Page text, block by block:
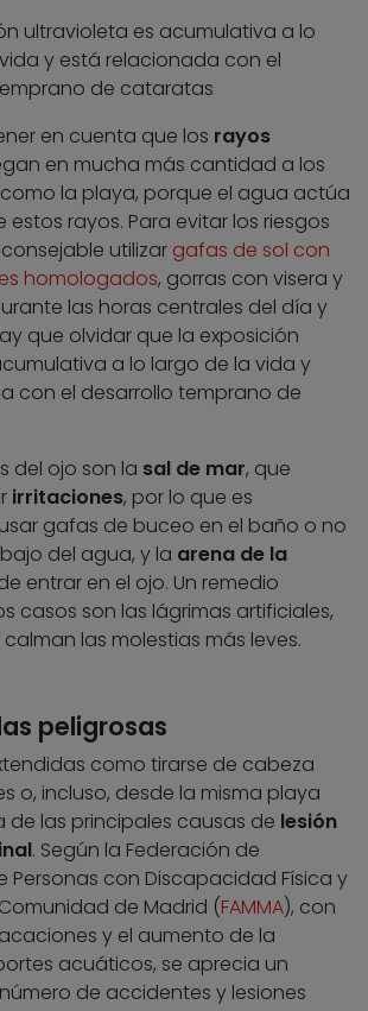
ultravioleta es acumulativa a lo
y está relacionada con el
de cataratas
en cuenta que los rayos
en mucha más cantidad a los
la playa, porque el agua actúa
rayos. Para evitar los riesgos
utilizar gafas de sol con
homologados, gorras con visera y
las horas centrales del día y
que olvidar que la exposición
a lo largo de la vida y
con el desarrollo temprano de
del ojo son la sal de mar, que
irritaciones, por lo que es
gafas de buceo en el baño o no
del agua, y la arena de la
entrar en el ojo. Un remedio
casos son las lágrimas artificiales,
las molestias más leves.
peligrosas
como tirarse de cabeza
o, incluso, desde la misma playa
de las principales causas de lesión
. Según la Federación de
Personas con Discapacidad Física y
de Madrid (FAMMA), con
y el aumento de la
acuáticos, se aprecia un
de accidentes y lesiones